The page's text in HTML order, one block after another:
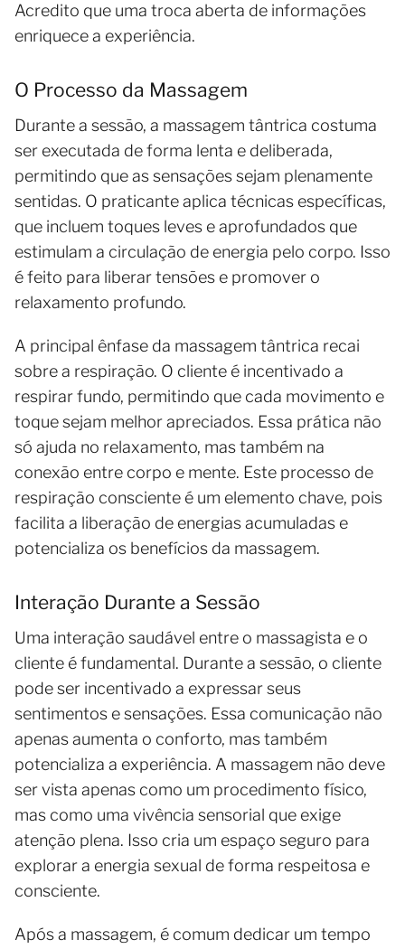
Acredito que uma troca aberta de informações
enriquece a experiência.
O Processo da Massagem
Durante a sessão, a massagem tântrica costuma
ser executada de forma lenta e deliberada,
permitindo que as sensações sejam plenamente
sentidas. O praticante aplica técnicas específicas,
que incluem toques leves e aprofundados que
estimulam a circulação de energia pelo corpo. Isso
é feito para liberar tensões e promover o
relaxamento profundo.
A principal ênfase da massagem tântrica recai
sobre a respiração. O cliente é incentivado a
respirar fundo, permitindo que cada movimento e
toque sejam melhor apreciados. Essa prática não
só ajuda no relaxamento, mas também na
conexão entre corpo e mente. Este processo de
respiração consciente é um elemento chave, pois
facilita a liberação de energias acumuladas e
potencializa os benefícios da massagem.
Interação Durante a Sessão
Uma interação saudável entre o massagista e o
cliente é fundamental. Durante a sessão, o cliente
pode ser incentivado a expressar seus
sentimentos e sensações. Essa comunicação não
apenas aumenta o conforto, mas também
potencializa a experiência. A massagem não deve
ser vista apenas como um procedimento físico,
mas como uma vivência sensorial que exige
atenção plena. Isso cria um espaço seguro para
explorar a energia sexual de forma respeitosa e
consciente.
Após a massagem, é comum dedicar um tempo